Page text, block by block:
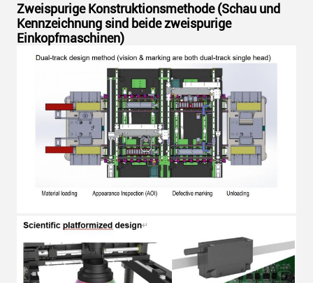
Zweispurige Konstruktionsmethode (Schau und
Kennzeichnung sind beide zweispurige
Einkopfmaschinen)